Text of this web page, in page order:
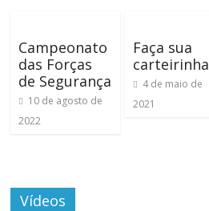
Campeonato
das Forças
de Segurança
10 de agosto de
2022
Faça sua
carteirinha
4 de maio de
2021
Vídeos